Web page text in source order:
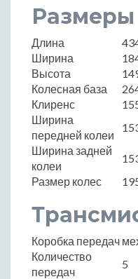
Длина
Ширина
Высота
Колесная база
Клиренс
Ширина
передней колеи
Ширина задней
колеи
Размер колес
Коробка передач
Количество
передач
5